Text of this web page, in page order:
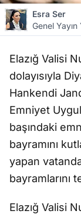
Esra Ser
Genel
Elazığ Valisi
dolayısıyla
Hankendi
Emniyet
başındaki
bayramını
yapan
bayramlarını
Elazığ Valisi